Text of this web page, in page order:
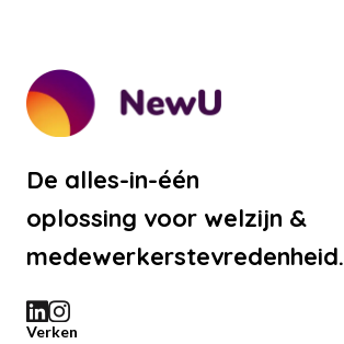
De alles-in-één
oplossing voor welzijn &
medewerkerstevredenheid.
Verken